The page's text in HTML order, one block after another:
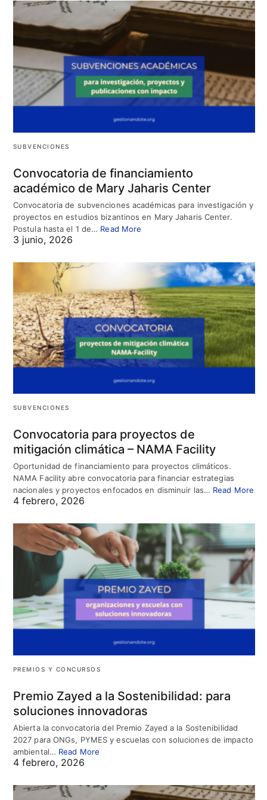
SUBVENCIONES
Convocatoria de financiamiento
académico de Mary Jaharis Center
Convocatoria de subvenciones académicas para investigación y
proyectos en estudios bizantinos en Mary Jaharis Center.
Postula hasta el 1 de… Read More
3 junio, 2026
SUBVENCIONES
Convocatoria para proyectos de
mitigación climática – NAMA Facility
Oportunidad de financiamiento para proyectos climáticos.
NAMA Facility abre convocatoria para financiar estrategias
nacionales y proyectos enfocados en disminuir las… Read More
4 febrero, 2026
PREMIOS Y CONCURSOS
Premio Zayed a la Sostenibilidad: para
soluciones innovadoras
Abierta la convocatoria del Premio Zayed a la Sostenibilidad
2027 para ONGs, PYMES y escuelas con soluciones de impacto
ambiental… Read More
4 febrero, 2026